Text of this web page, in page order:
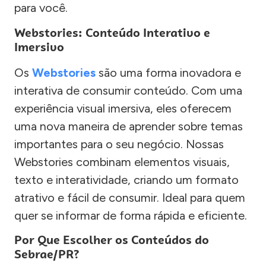
para você.
Webstories: Conteúdo Interativo e
Imersivo
Os Webstories são uma forma inovadora e
interativa de consumir conteúdo. Com uma
experiência visual imersiva, eles oferecem
uma nova maneira de aprender sobre temas
importantes para o seu negócio. Nossas
Webstories combinam elementos visuais,
texto e interatividade, criando um formato
atrativo e fácil de consumir. Ideal para quem
quer se informar de forma rápida e eficiente.
Por Que Escolher os Conteúdos do
Sebrae/PR?